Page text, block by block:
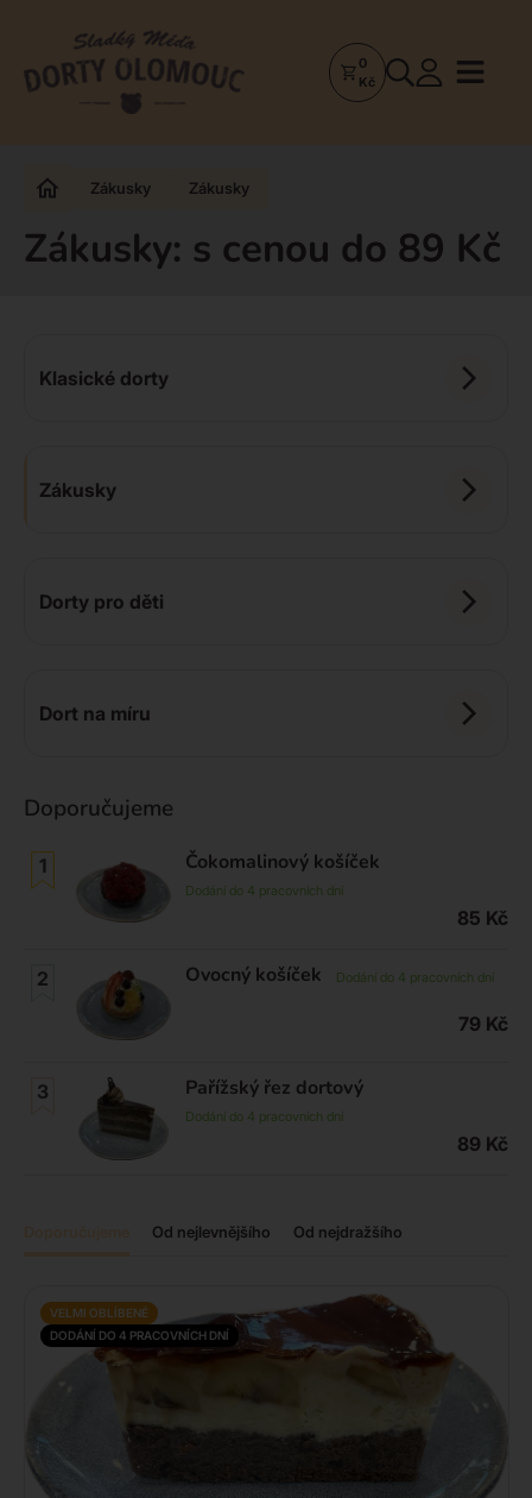
Dorty
dorty
poctivá
0
Kč
Zákusky Zákusky
Zákusky: s cenou do 89 Kč
Klasické dorty
Zákusky
Dorty pro děti
Dort na míru
Doporučujeme
Čokomalinový košíček
Dodání do 4 pracovních dní
85 Kč
Ovocný košíček Dodání do 4 pracovních dní
79 Kč
Pařížský řez dortový
Dodání do 4 pracovních dní
89 Kč
Od nejlevnějšího Od nejdražšího
VELMI OBLÍBENÉ
DODÁNÍ DO 4 PRACOVNÍCH DNÍ